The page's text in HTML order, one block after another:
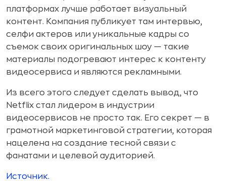
платформах лучше работает визуальный
контент. Компания публикует там интервью,
селфи актеров или уникальные кадры со
съемок своих оригинальных шоу — такие
материалы подогревают интерес к контенту
видеосервиса и являются рекламными.
Из всего этого следует сделать вывод, что
Netflix стал лидером в индустрии
видеосервисов не просто так. Его секрет — в
грамотной маркетинговой стратегии, которая
нацелена на создание тесной связи с
фанатами и целевой аудиторией.
Источник.